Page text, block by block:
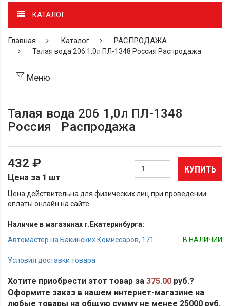
КАТАЛОГ
Главная Каталог РАСПРОДАЖА
Талая вода 206 1,0л ПЛ-1348 Россия Распродажа
Меню
Талая вода 206 1,0л ПЛ-1348
Россия Распродажа
432 ₽
Цена за 1 шт
КУПИТЬ
Цена действительна для физических лиц при проведении
оплаты онлайн на сайте
Наличие в магазинах г.Екатеринбурга:
Автомастер на Бакинских Комиссаров, 171
В НАЛИЧИИ
Условия доставки товара
Хотите приобрести этот товар за 375.00 руб.?
Оформите заказ в нашем интернет-магазине на
любые товары на общую сумму не менее 25000 руб.